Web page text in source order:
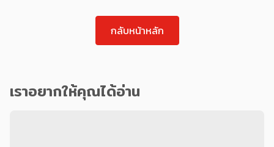
กลับหน้าหลัก
เราอยากให้คุณได้อ่าน